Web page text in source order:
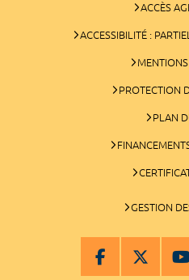
ACCÈS
ACCESSIBILITÉ :
PROTECTION
PLAN
GESTION